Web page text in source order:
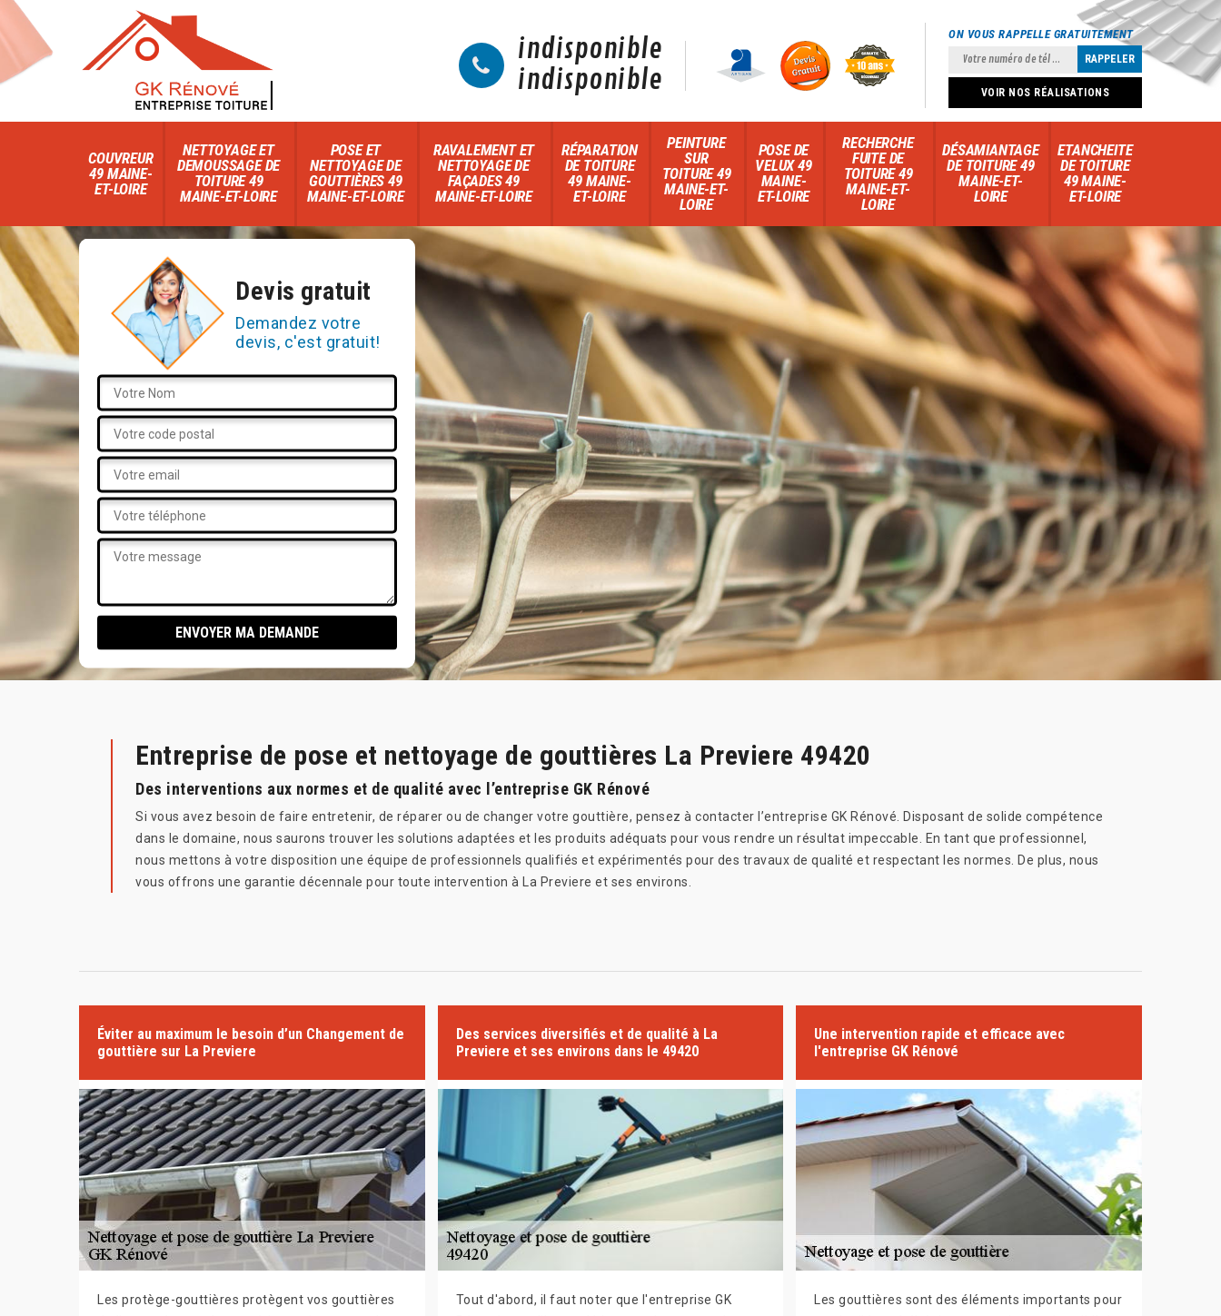
indisponible
indisponible
ON VOUS RAPPELLE GRATUITEMENT
VOIR NOS RÉALISATIONS
COUVREUR
49 MAINE-
ET-LOIRE
NETTOYAGE ET
DEMOUSSAGE DE
TOITURE 49
MAINE-ET-LOIRE
POSE ET
NETTOYAGE DE
GOUTTIÈRES 49
MAINE-ET-LOIRE
RAVALEMENT ET
NETTOYAGE DE
FAÇADES 49
MAINE-ET-LOIRE
RÉPARATION
DE TOITURE
49 MAINE-
ET-LOIRE
PEINTURE
SUR
TOITURE 49
MAINE-ET-
LOIRE
POSE DE
VELUX 49
MAINE-
ET-LOIRE
RECHERCHE
FUITE DE
TOITURE 49
MAINE-ET-
LOIRE
DÉSAMIANTAGE
DE TOITURE 49
MAINE-ET-
LOIRE
ETANCHEITE
DE TOITURE
49 MAINE-
ET-LOIRE
Devis gratuit
Demandez votre
devis, c'est gratuit!
Entreprise de pose et nettoyage de gouttières La Previere 49420
Des interventions aux normes et de qualité avec l’entreprise GK Rénové
Si vous avez besoin de faire entretenir, de réparer ou de changer votre gouttière, pensez à contacter l’entreprise GK Rénové. Disposant de solide compétence
dans le domaine, nous saurons trouver les solutions adaptées et les produits adéquats pour vous rendre un résultat impeccable. En tant que professionnel,
nous mettons à votre disposition une équipe de professionnels qualifiés et expérimentés pour des travaux de qualité et respectant les normes. De plus, nous
vous offrons une garantie décennale pour toute intervention à La Previere et ses environs.
Éviter au maximum le besoin d’un Changement de
gouttière sur La Previere
Les protège-gouttières protègent vos gouttières
Des services diversifiés et de qualité à La
Previere et ses environs dans le 49420
Tout d'abord, il faut noter que l'entreprise GK
Une intervention rapide et efficace avec
l'entreprise GK Rénové
Les gouttières sont des éléments importants pour